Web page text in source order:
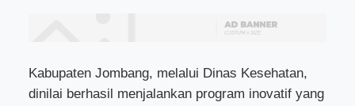
Kabupaten Jombang, melalui Dinas Kesehatan,
dinilai berhasil menjalankan program inovatif yang